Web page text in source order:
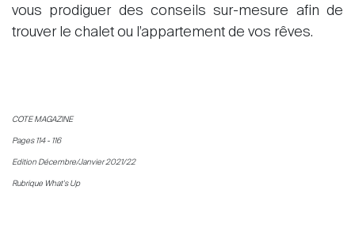
vous prodiguer des conseils sur-mesure afin de
trouver le chalet ou l’appartement de vos rêves.
COTE MAGAZINE
Pages 114 - 116
Edition Décembre/Janvier 2021/22
Rubrique What's Up